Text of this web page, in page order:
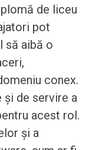
de liceu
pot
să aibă o
conex.
de servire a
acest rol.
și a